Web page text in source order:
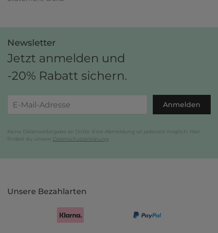
Newsletter
Jetzt anmelden und
-20% Rabatt sichern.
Anmelden
Keine Datenweitergabe an Dritte. Eine Abmeldung ist jederzeit möglich. Hier
findest du unsere Datenschutzerklärung
Unsere Bezahlarten